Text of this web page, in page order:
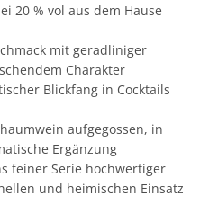
20 % vol aus dem Hause
mit geradliniger
Charakter
Blickfang in Cocktails
aufgegossen, in
Ergänzung
feiner Serie hochwertiger
und heimischen Einsatz